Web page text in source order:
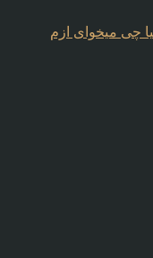
چی میخوای ازم